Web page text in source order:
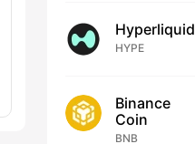
Hyperliquid
HYPE
Binance
Coin
BNB